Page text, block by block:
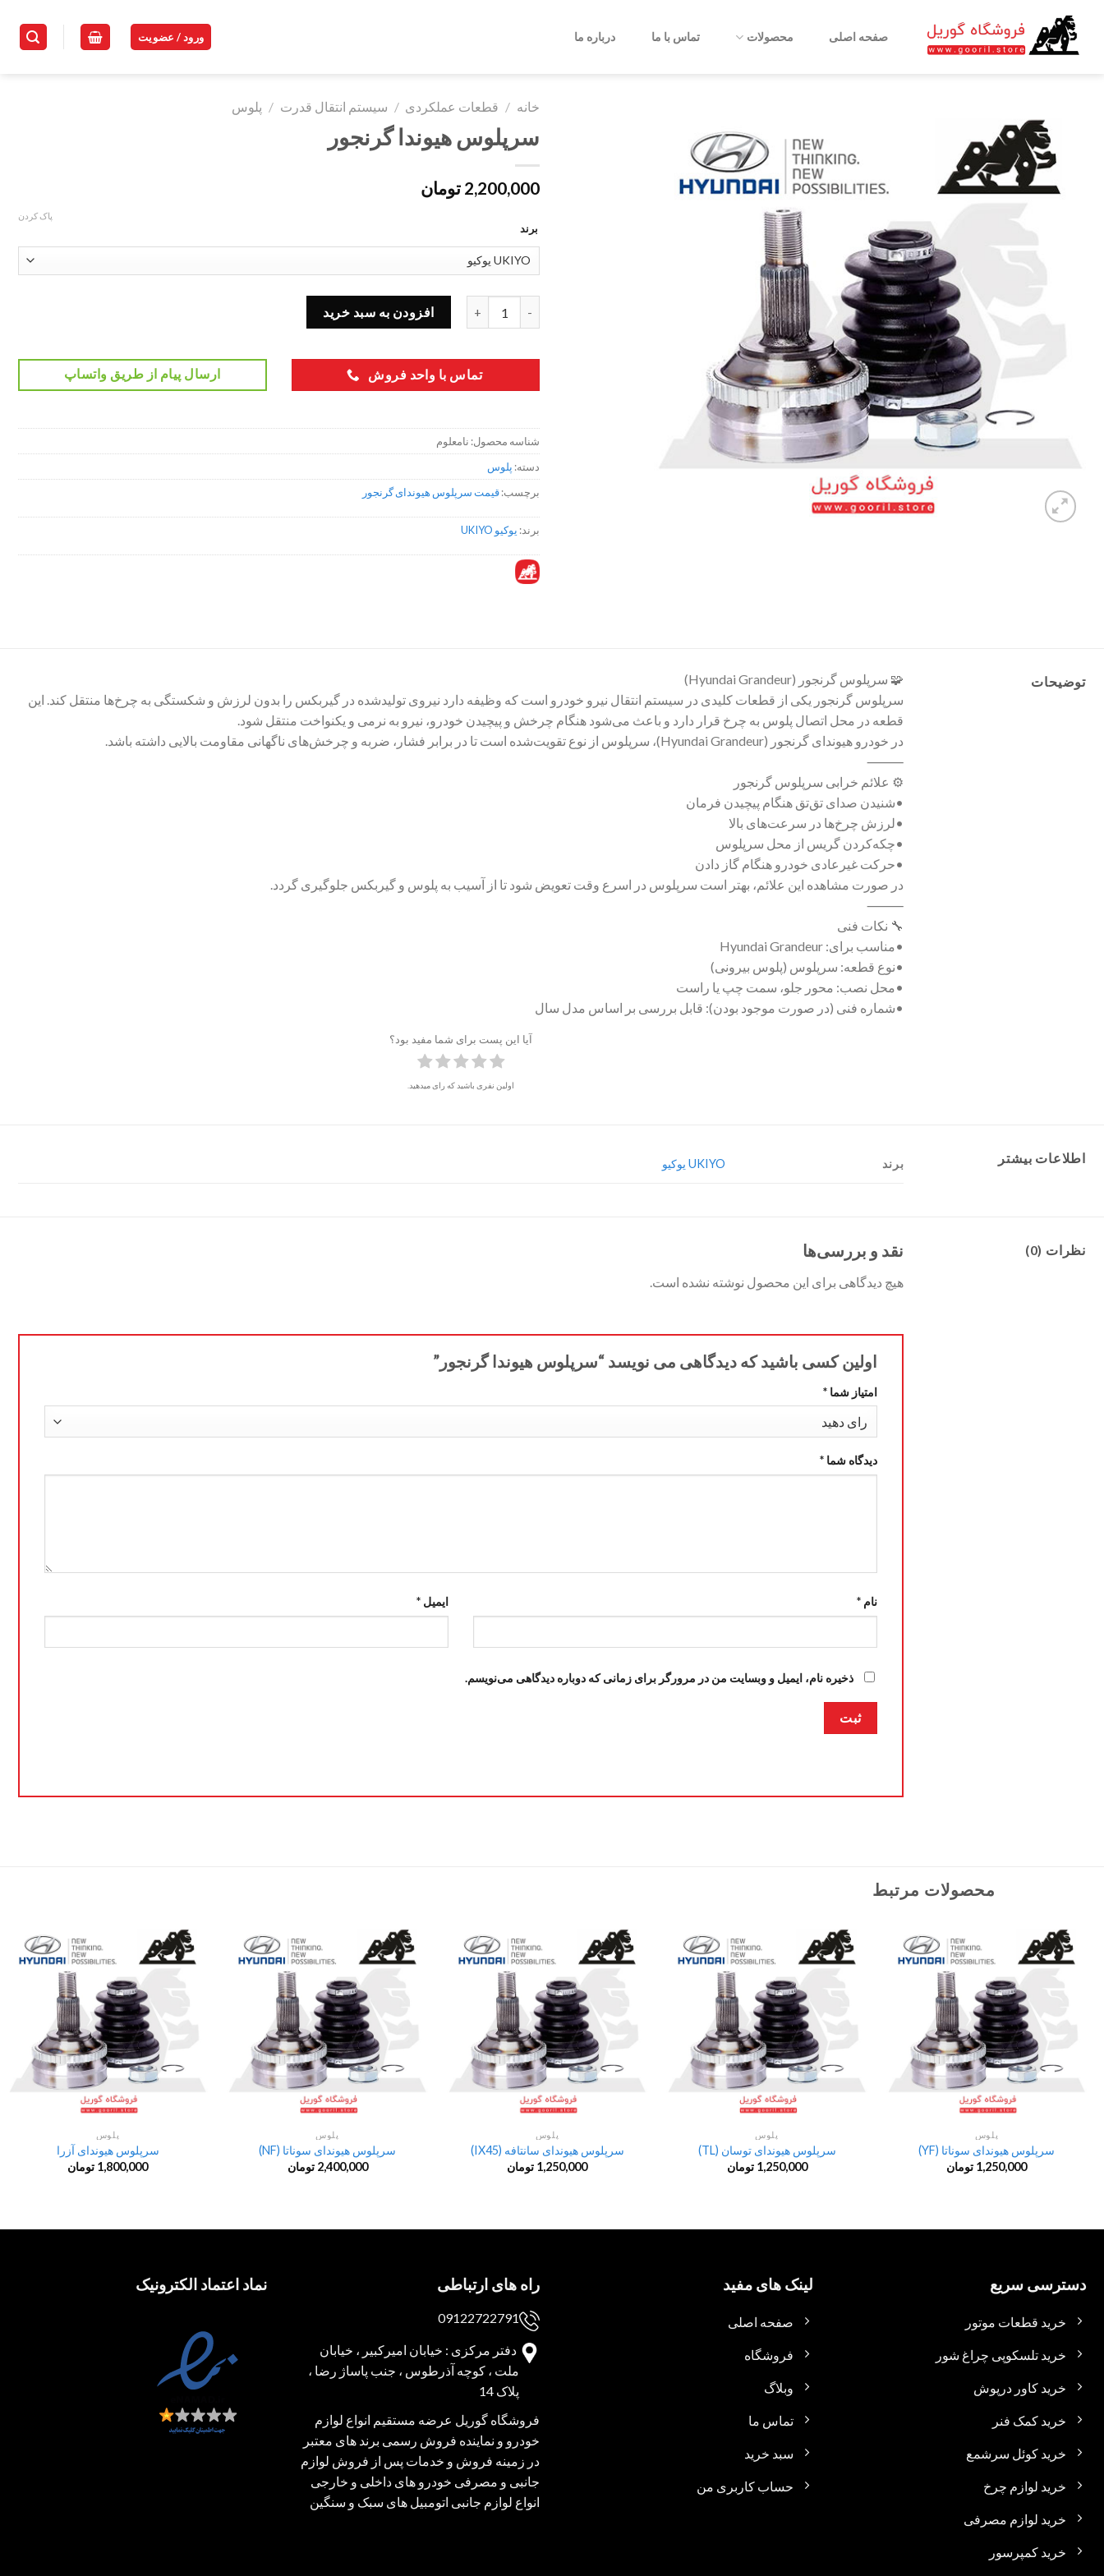
content
صفحه اصلی محصولات تماس با ما درباره ما ورود / عضویت
خانه / قطعات عملکردی / سیستم انتقال قدرت / پلوس
سرپلوس هیوندا گرنجور
2,200,000 تومان
برند
پاک کردن
سرپلوس هیوندا گرنجور عددافزودن به سبد خرید
تماس با واحد فروش ارسال پیام از طریق واتساپ
شناسه محصول: نامعلوم
دسته: پلوس
برچسب:قیمت سرپلوس هیوندای گرنجور
برند: یوکیو UKIYO
توضیحات
🧩 سرپلوس گرنجور (Hyundai Grandeur)
سرپلوس گرنجور یکی از قطعات کلیدی در سیستم انتقال نیرو خودرو است که وظیفه دارد نیروی تولیدشده در گیربکس را بدون لرزش و شکستگی به چرخ‌ها منتقل کند. این
قطعه در محل اتصال پلوس به چرخ قرار دارد و باعث می‌شود هنگام چرخش و پیچیدن خودرو، نیرو به نرمی و یکنواخت منتقل شود.
در خودرو هیوندای گرنجور (Hyundai Grandeur)، سرپلوس از نوع تقویت‌شده است تا در برابر فشار، ضربه و چرخش‌های ناگهانی مقاومت بالایی داشته باشد.
⸻
⚙ علائم خرابی سرپلوس گرنجور
•شنیدن صدای تق‌تق هنگام پیچیدن فرمان
•لرزش چرخ‌ها در سرعت‌های بالا
•چکه‌کردن گریس از محل سرپلوس
•حرکت غیرعادی خودرو هنگام گاز دادن
در صورت مشاهده این علائم، بهتر است سرپلوس در اسرع وقت تعویض شود تا از آسیب به پلوس و گیربکس جلوگیری گردد.
⸻
🔧 نکات فنی
•مناسب برای: Hyundai Grandeur
•نوع قطعه: سرپلوس (پلوس بیرونی)
•محل نصب: محور جلو، سمت چپ یا راست
•شماره فنی (در صورت موجود بودن): قابل بررسی بر اساس مدل سال
آیا این پست برای شما مفید بود؟
اولین نفری باشید که رای میدهید.
اطلاعات بیشتر برند UKIYO یوکیو
نظرات (0) نقد و بررسی‌ها
هیچ دیدگاهی برای این محصول نوشته نشده است.
اولین کسی باشید که دیدگاهی می نویسد “سرپلوس هیوندا گرنجور”
امتیاز شما *
دیدگاه شما *
نام * ایمیل *
ذخیره نام، ایمیل و وبسایت من در مرورگر برای زمانی که دوباره دیدگاهی می‌نویسم.
محصولات مرتبط
پلوس
سرپلوس هیوندای سوناتا (YF)
1,250,000 تومان
پلوس
سرپلوس هیوندای توسان (TL)
1,250,000 تومان
پلوس
سرپلوس هیوندای سانتافه (IX45)
1,250,000 تومان
پلوس
سرپلوس هیوندای سوناتا (NF)
2,400,000 تومان
پلوس
سرپلوس هیوندای آزرا
1,800,000 تومان
دسترسی سریع
خرید قطعات موتور
خرید تلسکوپی چراغ شور
خرید کاور درپوش
خرید کمک فنر
خرید کوئل سرشمع
خرید لوازم چرخ
خرید لوازم مصرفی
خرید کمپرسور
لینک های مفید
صفحه اصلی
فروشگاه
وبلاگ
تماس ما
سبد خرید
حساب کاربری من
راه های ارتباطی
09122722791
دفتر مرکزی : خیابان امیرکبیر ، خیابان
ملت ، کوچه آذرطوس ، جنب پاساژ رضا ،
پلاک 14
فروشگاه گوریل عرضه مستقیم انواع لوازم
خودرو و نماینده فروش رسمی برند های معتبر
در زمینه فروش و خدمات پس از فروش لوازم
جانبی و مصرفی خودرو های داخلی و خارجی
انواع لوازم جانبی اتومبیل های سبک و سنگین
نماد اعتماد الکترونیک